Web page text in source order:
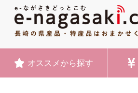
オススメ から探す